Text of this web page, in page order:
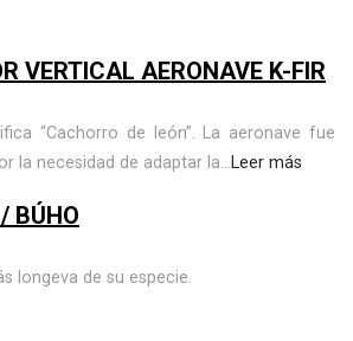
VERTICAL AERONAVE K-FIR
“Cachorro de león”. La aeronave fue
la necesidad de adaptar la...Leer más
BÚHO
longeva de su especie.